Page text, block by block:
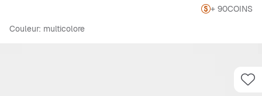
+ 90COINS
Couleur: multicolore